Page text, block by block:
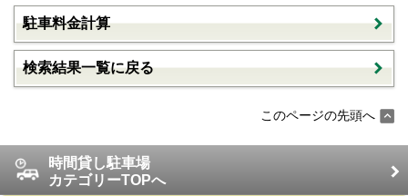
駐車料金計算
検索結果一覧に戻る
このページの先頭へ
時間貸し駐車場
カテゴリーTOPへ